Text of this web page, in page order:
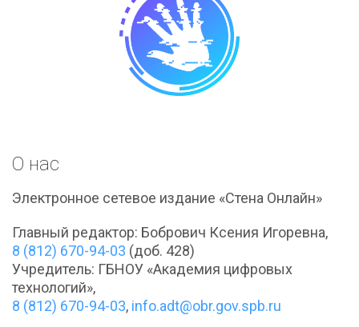
О нас
Электронное сетевое издание «Стена Онлайн»
Главный редактор: Бобрович Ксения Игоревна,
8 (812) 670-94-03 (доб. 428)
Учредитель: ГБНОУ «Академия цифровых
технологий»,
8 (812) 670-94-03, info.adt@obr.gov.spb.ru